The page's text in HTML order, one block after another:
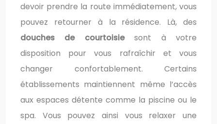
devoir prendre la route immédiatement, vous
pouvez retourner à la résidence. Là, des
douches de courtoisiesont à votre
disposition pour vous rafraîchir et vous
changer confortablement. Certains
établissements maintiennent même l’accès
aux espaces détente comme la piscine ou le
spa. Vous pouvez ainsi vous relaxer une